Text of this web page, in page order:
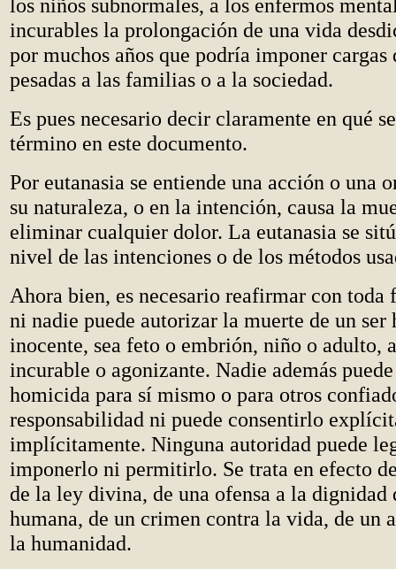
los niños subnormales, a los enfermos
incurables la prolongación de una vida
por muchos años que podría imponer cargas
pesadas a las familias o a la sociedad.
Es pues necesario decir claramente en qué
término en este documento.
Por eutanasia se entiende una acción o una
su naturaleza, o en la intención, causa la
eliminar cualquier dolor. La eutanasia se
nivel de las intenciones o de los métodos
Ahora bien, es necesario reafirmar con toda
ni nadie puede autorizar la muerte de un ser
inocente, sea feto o embrión, niño o adulto,
incurable o agonizante. Nadie además
homicida para sí mismo o para otros
responsabilidad ni puede consentirlo
implícitamente. Ninguna autoridad puede
imponerlo ni permitirlo. Se trata en efecto
de la ley divina, de una ofensa a la dignidad
humana, de un crimen contra la vida, de un
la humanidad.